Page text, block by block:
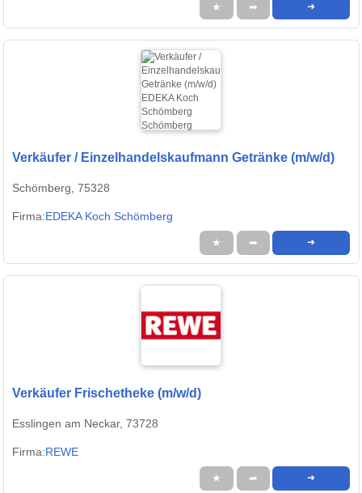
★ ➦ ➜
Verkäufer / Einzelhandelskaufmann Getränke (m/w/d)
Schömberg, 75328
Firma:EDEKA Koch Schömberg
★ ➦ ➜
Verkäufer Frischetheke (m/w/d)
Esslingen am Neckar, 73728
Firma:REWE
★ ➦ ➜